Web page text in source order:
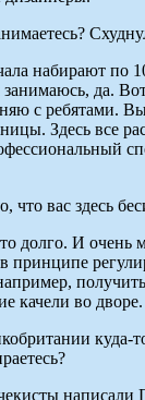
набирают по
да.
с ребятами.
Здесь все
вас здесь
долго. И очень
в принципе
качели во
куда-
написали